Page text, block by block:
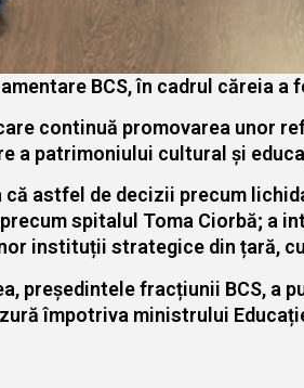
BCS, în cadrul căreia
continuă promovarea unor
a patrimoniului cultural și
astfel de decizii precum
spitalul Toma Ciorbă; a
instituții strategice din țară,
președintele fracțiunii BCS, a
împotriva ministrului